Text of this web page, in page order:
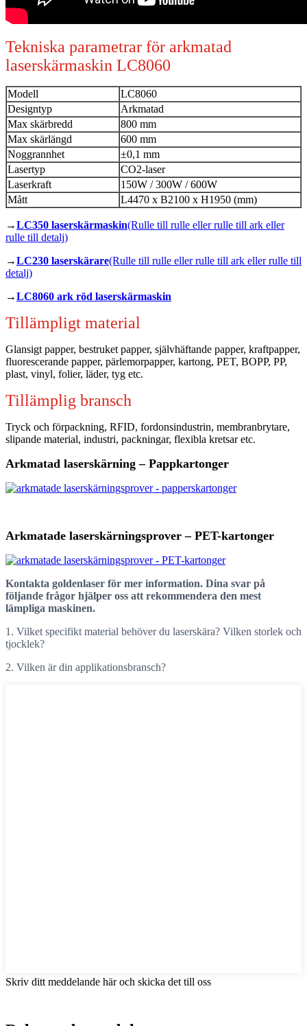
Tekniska parametrar för arkmatad
laserskärmaskin LC8060
Modell
LC8060
Designtyp
Arkmatad
Max skärbredd
800 mm
Max skärlängd
600 mm
Noggrannhet
±0,1 mm
Lasertyp
CO2-laser
Laserkraft
150W / 300W / 600W
Mått
L4470 x B2100 x H1950 (mm)
→LC350 laserskärmaskin(Rulle till rulle eller rulle till ark eller
rulle till detalj)
→LC230 laserskärare(Rulle till rulle eller rulle till ark eller rulle till
detalj)
→LC8060 ark röd laserskärmaskin
Tillämpligt material
Glansigt papper, bestruket papper, självhäftande papper, kraftpapper,
fluorescerande papper, pärlemorpapper, kartong, PET, BOPP, PP,
plast, vinyl, folier, läder, tyg etc.
Tillämplig bransch
Tryck och förpackning, RFID, fordonsindustrin, membranbrytare,
slipande material, industri, packningar, flexibla kretsar etc.
Arkmatad laserskärning – Pappkartonger
Arkmatade laserskärningsprover – PET-kartonger
Kontakta goldenlaser för mer information. Dina svar på
följande frågor hjälper oss att rekommendera den mest
lämpliga maskinen.
1. Vilket specifikt material behöver du laserskära? Vilken storlek och
tjocklek?
2. Vilken är din applikationsbransch?
Skriv ditt meddelande här och skicka det till oss